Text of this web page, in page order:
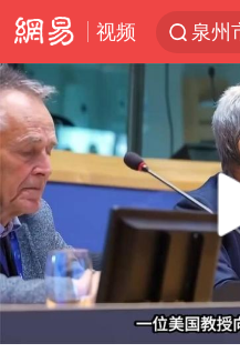
视频
泉州
中医
胡彦
Play